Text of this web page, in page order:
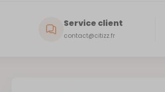
Service client
contact@citizz.fr